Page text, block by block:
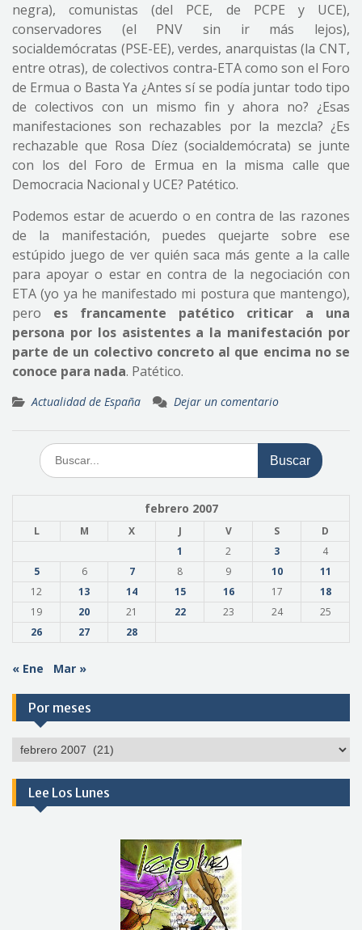
negra), comunistas (del PCE, de PCPE y UCE),
conservadores (el PNV sin ir más lejos),
socialdemócratas (PSE-EE), verdes, anarquistas (la CNT,
entre otras), de colectivos contra-ETA como son el Foro
de Ermua o Basta Ya ¿Antes sí se podía juntar todo tipo
de colectivos con un mismo fin y ahora no? ¿Esas
manifestaciones son rechazables por la mezcla? ¿Es
rechazable que Rosa Díez (socialdemócrata) se junte
con los del Foro de Ermua en la misma calle que
Democracia Nacional y UCE? Patético.
Podemos estar de acuerdo o en contra de las razones
de la manifestación, puedes quejarte sobre ese
estúpido juego de ver quién saca más gente a la calle
para apoyar o estar en contra de la negociación con
ETA (yo ya he manifestado mi postura que mantengo),
pero es francamente patético criticar a una
persona por los asistentes a la manifestación por
parte de un colectivo concreto al que encima no se
conoce para nada. Patético.
Actualidad de España Dejar un comentario
Buscar:
febrero 2007
L M X J V S
D
1
2 3
4
5
6 7 8 9 10
11
12
13 14 15 16 17
18
19
20 21 22 23 24
25
26
27 28
« Ene Mar »
Por meses
Por
Lee Los Lunes